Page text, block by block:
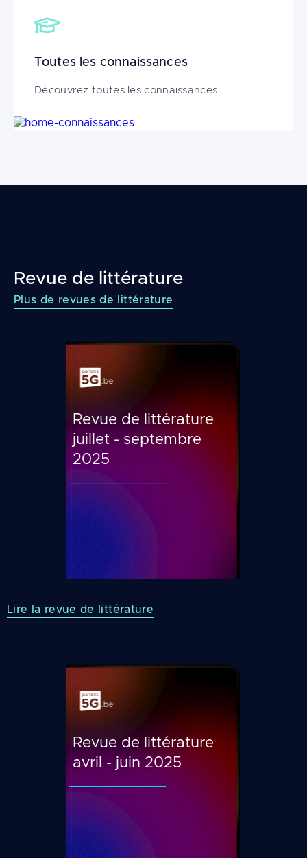
Toutes les connaissances
Découvrez toutes les connaissances
Image
Revue de littérature
Plus de revues de littérature
Revue de littérature
juillet - septembre
2025
Lire la revue de littérature
Revue de littérature
avril - juin 2025